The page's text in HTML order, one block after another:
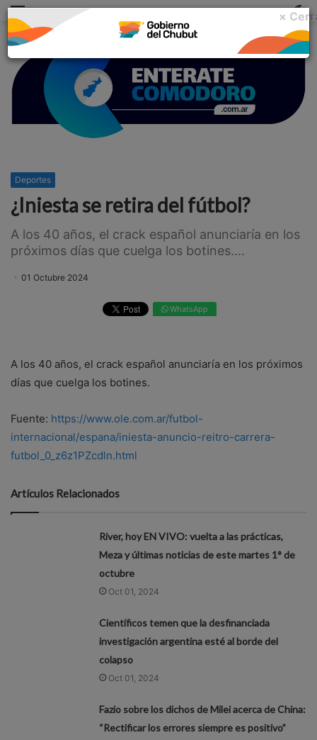
Menu
Deportes
¿Iniesta se retira del fútbol?
A los 40 años, el crack español anunciaría en los
próximos días que cuelga los botines....
01 Octubre 2024
WhatsApp
A los 40 años, el crack español anunciaría en los próximos
días que cuelga los botines.
Fuente: https://www.ole.com.ar/futbol-
internacional/espana/iniesta-anuncio-reitro-carrera-
futbol_0_z6z1PZcdln.html
Artículos Relacionados
River, hoy EN VIVO: vuelta a las prácticas,
Meza y últimas noticias de este martes 1° de
octubre
Oct 01, 2024
Científicos temen que la desfinanciada
investigación argentina esté al borde del
colapso
Oct 01, 2024
Fazio sobre los dichos de Milei acerca de China:
“Rectificar los errores siempre es positivo”
×